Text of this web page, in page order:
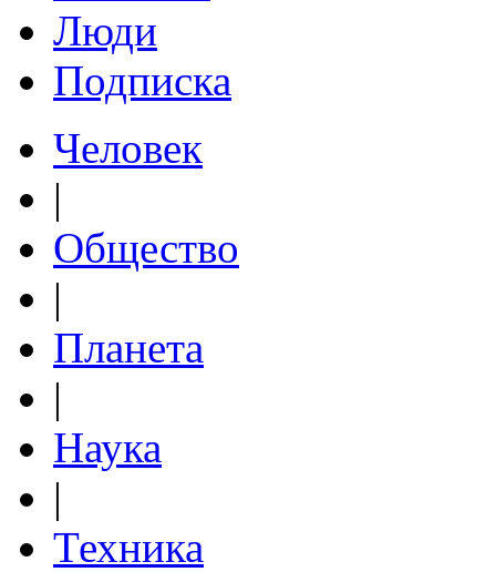
Люди
Подписка
Человек
|
Общество
|
Планета
|
Наука
|
Техника